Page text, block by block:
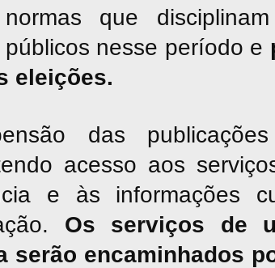
que
nesse período e
eleições.
das
acesso aos
e às informações
Os serviços de
serão encaminhados